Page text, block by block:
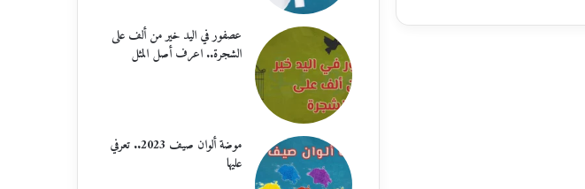
عصفور في اليد خير من ألف على
الشجرة.. اعرف أصل المثل
موضة ألوان صيف 2023.. تعرفي
عليها